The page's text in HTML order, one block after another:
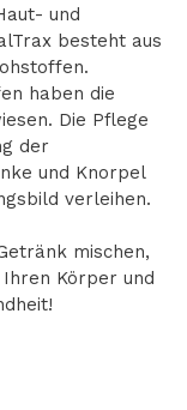
und
besteht aus
haben die
Die Pflege
der
und Knorpel
verleihen.
mischen,
Körper und